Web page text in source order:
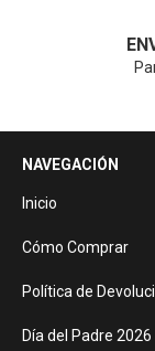
NAVEGACIÓN
Inicio
Cómo Comprar
Política de
Día del Padre 2026